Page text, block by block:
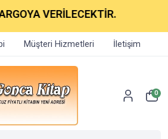
VERİLECEKTİR.
Müşteri Hizmetleri İletişim
0